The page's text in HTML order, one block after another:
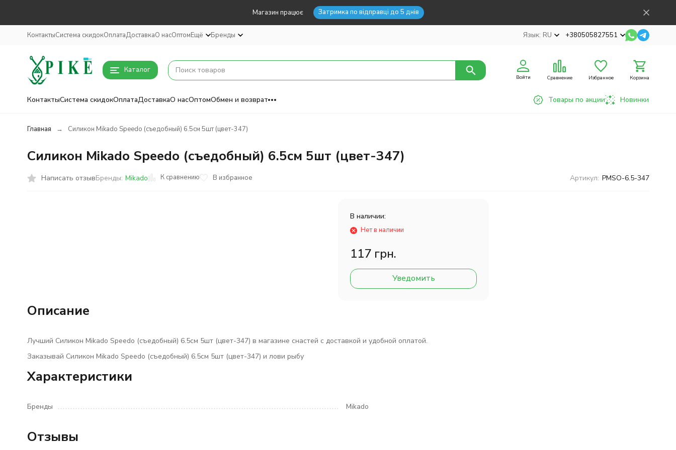
Магазин працює Затримка по відправці до 5 днів
КонтактыСистема скидокОплатаДоставкаО насОптомЕщё Бренды Язык: RU +380505827551
Каталог
Войти Сравнение Избранное Корзина
КонтактыСистема скидокОплатаДоставкаО насОптомОбмен и возврат Товары по акции Новинки
Главная Силикон Mikado Speedo (съедобный) 6.5см 5шт (цвет-347)
Силикон Mikado Speedo (съедобный) 6.5см 5шт (цвет-347)
Написать отзывБренды: Mikado К сравнению В избранное Артикул: PMSO-6.5-347
В наличии:
Нет в наличии
117 грн.
Уведомить
Описание
Лучший Силикон Mikado Speedo (съедобный) 6.5см 5шт (цвет-347) в магазине снастей с доставкой и удобной оплатой.
Заказывай Силикон Mikado Speedo (съедобный) 6.5см 5шт (цвет-347) и лови рыбу
Характеристики
Бренды Mikado
Отзывы